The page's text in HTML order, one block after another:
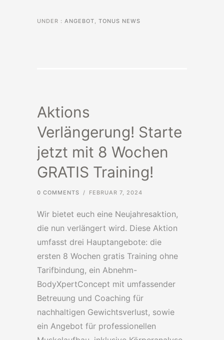
UNDER : ANGEBOT, TONUS NEWS
Aktions
Verlängerung! Starte
jetzt mit 8 Wochen
GRATIS Training!
0 COMMENTS / FEBRUAR 7, 2024
Wir bietet euch eine Neujahresaktion,
die nun verlängert wird. Diese Aktion
umfasst drei Hauptangebote: die
ersten 8 Wochen gratis Training ohne
Tarifbindung, ein Abnehm-
BodyXpertConcept mit umfassender
Betreuung und Coaching für
nachhaltigen Gewichtsverlust, sowie
ein Angebot für professionellen